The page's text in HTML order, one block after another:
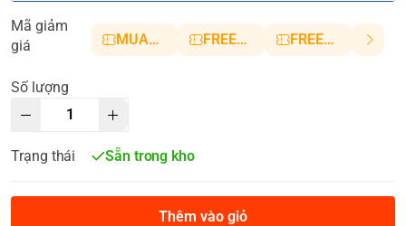
Mã giảm
giá
MUANHANH01 FREESHIP5 FREESHIP10
Số lượng
Trạng thái Sẵn trong kho
Thêm vào giỏ